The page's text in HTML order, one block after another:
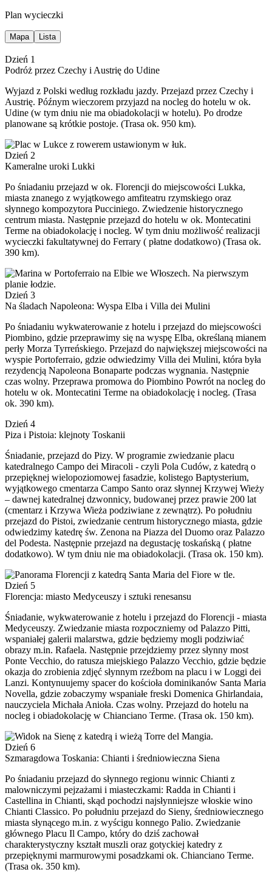
Plan wycieczki
Mapa Lista
Dzień 1
Podróż przez Czechy i Austrię do Udine
Wyjazd z Polski według rozkładu jazdy. Przejazd przez Czechy i
Austrię. Późnym wieczorem przyjazd na nocleg do hotelu w ok.
Udine (w tym dniu nie ma obiadokolacji w hotelu). Po drodze
planowane są krótkie postoje. (Trasa ok. 950 km).
Dzień 2
Kameralne uroki Lukki
Po śniadaniu przejazd w ok. Florencji do miejscowości Lukka,
miasta znanego z wyjątkowego amfiteatru rzymskiego oraz
słynnego kompozytora Pucciniego. Zwiedzenie historycznego
centrum miasta. Następnie przejazd do hotelu w ok. Montecatini
Terme na obiadokolację i nocleg. W tym dniu możliwość realizacji
wycieczki fakultatywnej do Ferrary ( płatne dodatkowo) (Trasa ok.
390 km).
Dzień 3
Na śladach Napoleona: Wyspa Elba i Villa dei Mulini
Po śniadaniu wykwaterowanie z hotelu i przejazd do miejscowości
Piombino, gdzie przeprawimy się na wyspę Elba, określaną mianem
perły Morza Tyrreńskiego. Przejazd do największej miejscowości na
wyspie Portoferraio, gdzie odwiedzimy Villa dei Mulini, która była
rezydencją Napoleona Bonaparte podczas wygnania. Następnie
czas wolny. Przeprawa promowa do Piombino Powrót na nocleg do
hotelu w ok. Montecatini Terme na obiadokolację i nocleg. (Trasa
ok. 390 km).
Dzień 4
Piza i Pistoia: klejnoty Toskanii
Śniadanie, przejazd do Pizy. W programie zwiedzanie placu
katedralnego Campo dei Miracoli - czyli Pola Cudów, z katedrą o
przepięknej wielopoziomowej fasadzie, kolistego Baptysterium,
wyjątkowego cmentarza Campo Santo oraz słynnej Krzywej Wieży
– dawnej katedralnej dzwonnicy, budowanej przez prawie 200 lat
(cmentarz i Krzywa Wieża podziwiane z zewnątrz). Po południu
przejazd do Pistoi, zwiedzanie centrum historycznego miasta, gdzie
odwiedzimy katedrę św. Zenona na Piazza del Duomo oraz Palazzo
del Podesta. Następnie przejazd na degustację toskańską ( płatne
dodatkowo). W tym dniu nie ma obiadokolacji. (Trasa ok. 150 km).
Dzień 5
Florencja: miasto Medyceuszy i sztuki renesansu
Śniadanie, wykwaterowanie z hotelu i przejazd do Florencji - miasta
Medyceuszy. Zwiedzanie miasta rozpoczniemy od Palazzo Pitti,
wspaniałej galerii malarstwa, gdzie będziemy mogli podziwiać
obrazy m.in. Rafaela. Następnie przejdziemy przez słynny most
Ponte Vecchio, do ratusza miejskiego Palazzo Vecchio, gdzie będzie
okazja do zrobienia zdjęć słynnym rzeźbom na placu i w Loggi dei
Lanzi. Kontynuujemy spacer do kościoła dominikanów Santa Maria
Novella, gdzie zobaczymy wspaniałe freski Domenica Ghirlandaia,
nauczyciela Michała Anioła. Czas wolny. Przejazd do hotelu na
nocleg i obiadokolację w Chianciano Terme. (Trasa ok. 150 km).
Dzień 6
Szmaragdowa Toskania: Chianti i średniowieczna Siena
Po śniadaniu przejazd do słynnego regionu winnic Chianti z
malowniczymi pejzażami i miasteczkami: Radda in Chianti i
Castellina in Chianti, skąd pochodzi najsłynniejsze włoskie wino
Chianti Classico. Po południu przejazd do Sieny, średniowiecznego
miasta słynącego m.in. z wyścigu konnego Palio. Zwiedzanie
głównego Placu Il Campo, który do dziś zachował
charakterystyczny kształt muszli oraz gotyckiej katedry z
przepięknymi marmurowymi posadzkami ok. Chianciano Terme.
(Trasa ok. 350 km).